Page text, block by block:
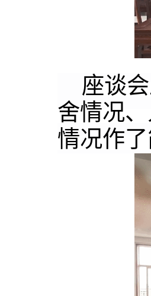
座谈会
舍情况
情况作